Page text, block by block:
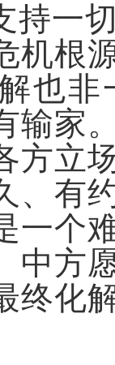
持一
机根
也
输家
方立
、有
一个
中方
终化